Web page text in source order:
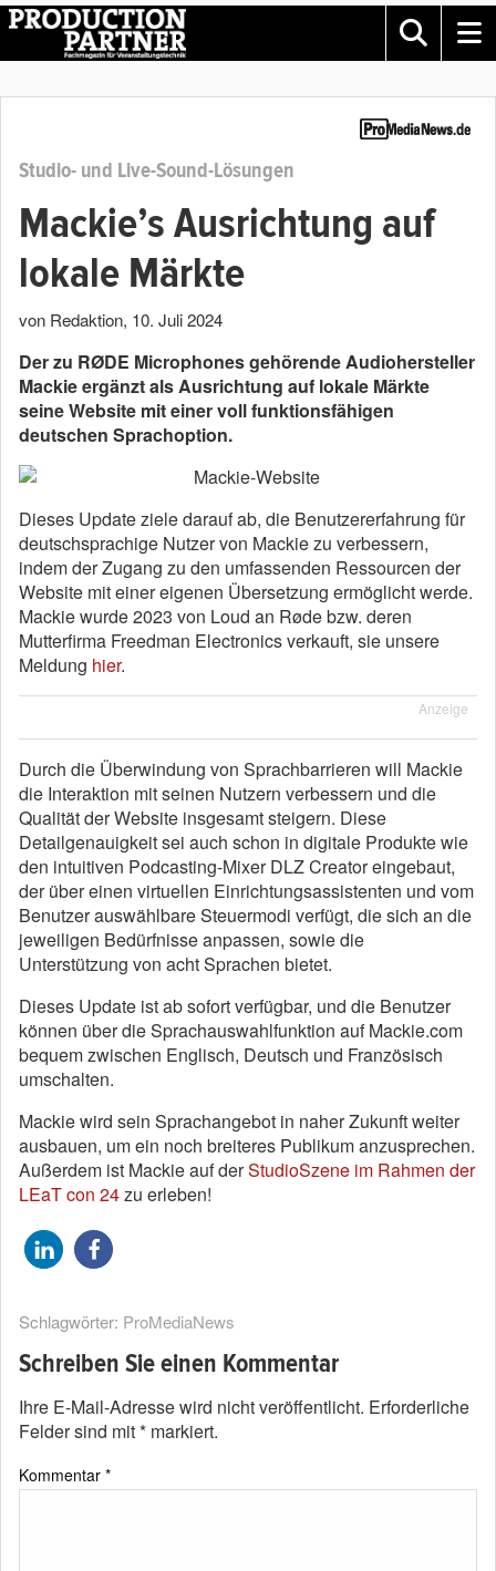
Studio- und Live-Sound-Lösungen
Mackie’s Ausrichtung auf
lokale Märkte
von Redaktion, 10. Juli 2024
Der zu RØDE Microphones gehörende Audiohersteller
Mackie ergänzt als Ausrichtung auf lokale Märkte
seine Website mit einer voll funktionsfähigen
deutschen Sprachoption.
Dieses Update ziele darauf ab, die Benutzererfahrung für
deutschsprachige Nutzer von Mackie zu verbessern,
indem der Zugang zu den umfassenden Ressourcen der
Website mit einer eigenen Übersetzung ermöglicht werde.
Mackie wurde 2023 von Loud an Røde bzw. deren
Mutterfirma Freedman Electronics verkauft, sie unsere
Meldung hier.
Anzeige
Durch die Überwindung von Sprachbarrieren will Mackie
die Interaktion mit seinen Nutzern verbessern und die
Qualität der Website insgesamt steigern. Diese
Detailgenauigkeit sei auch schon in digitale Produkte wie
den intuitiven Podcasting-Mixer DLZ Creator eingebaut,
der über einen virtuellen Einrichtungsassistenten und vom
Benutzer auswählbare Steuermodi verfügt, die sich an die
jeweiligen Bedürfnisse anpassen, sowie die
Unterstützung von acht Sprachen bietet.
Dieses Update ist ab sofort verfügbar, und die Benutzer
können über die Sprachauswahlfunktion auf Mackie.com
bequem zwischen Englisch, Deutsch und Französisch
umschalten.
Mackie wird sein Sprachangebot in naher Zukunft weiter
ausbauen, um ein noch breiteres Publikum anzusprechen.
Außerdem ist Mackie auf derStudioSzene im Rahmen der
LEaT con 24zu erleben!
Schlagwörter: ProMediaNews
Schreiben Sie einen Kommentar
Ihre E-Mail-Adresse wird nicht veröffentlicht. Erforderliche
Felder sind mit* markiert.
Kommentar *